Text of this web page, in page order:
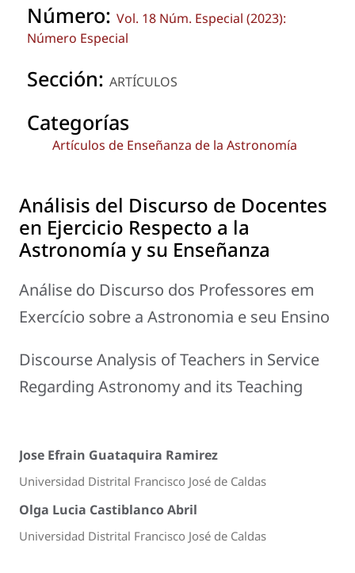
Número: Vol. 18 Núm. Especial (2023):
Número Especial
Sección: ARTÍCULOS
Categorías
Artículos de Enseñanza de la Astronomía
Análisis del Discurso de Docentes
en Ejercicio Respecto a la
Astronomía y su Enseñanza
Análise do Discurso dos Professores em
Exercício sobre a Astronomia e seu Ensino
Discourse Analysis of Teachers in Service
Regarding Astronomy and its Teaching
Jose Efrain Guataquira Ramirez
Universidad Distrital Francisco José de Caldas
Olga Lucia Castiblanco Abril
Universidad Distrital Francisco José de Caldas